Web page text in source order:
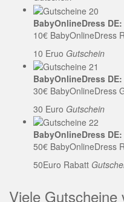
BabyOnlineDress DE:
10€ BabyOnlineDress
10 Eruo Gutschein
BabyOnlineDress DE:
30€ BabyOnlineDress
30 Euro Gutschein
BabyOnlineDress DE:
50€ BabyOnlineDress
50Euro Rabatt
Viele Gutscheine